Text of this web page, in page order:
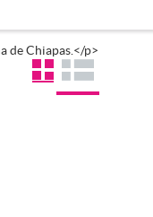
de Chiapas.</p>